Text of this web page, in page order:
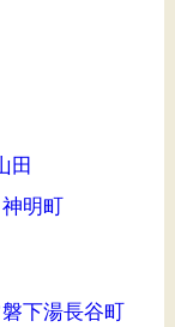
田
神明町
下湯長谷町